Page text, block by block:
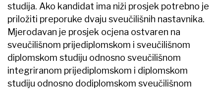
studija. Ako kandidat ima niži prosjek potrebno je
priložiti preporuke dvaju sveučilišnih nastavnika.
Mjerodavan je prosjek ocjena ostvaren na
sveučilišnom prijediplomskom i sveučilišnom
diplomskom studiju odnosno sveučilišnom
integriranom prijediplomskom i diplomskom
studiju odnosno dodiplomskom sveučilišnom